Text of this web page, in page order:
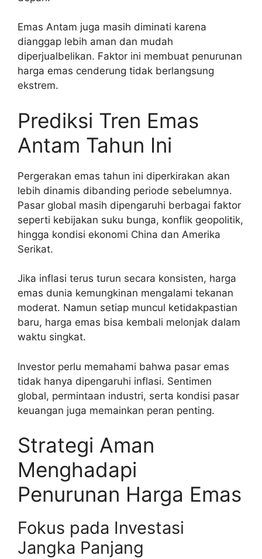
Emas Antam juga masih diminati karena
dianggap lebih aman dan mudah
diperjualbelikan. Faktor ini membuat penurunan
harga emas cenderung tidak berlangsung
ekstrem.
Prediksi Tren Emas
Antam Tahun Ini
Pergerakan emas tahun ini diperkirakan akan
lebih dinamis dibanding periode sebelumnya.
Pasar global masih dipengaruhi berbagai faktor
seperti kebijakan suku bunga, konflik geopolitik,
hingga kondisi ekonomi China dan Amerika
Serikat.
Jika inflasi terus turun secara konsisten, harga
emas dunia kemungkinan mengalami tekanan
moderat. Namun setiap muncul ketidakpastian
baru, harga emas bisa kembali melonjak dalam
waktu singkat.
Investor perlu memahami bahwa pasar emas
tidak hanya dipengaruhi inflasi. Sentimen
global, permintaan industri, serta kondisi pasar
keuangan juga memainkan peran penting.
Strategi Aman
Menghadapi
Penurunan Harga Emas
Fokus pada Investasi
Jangka Panjang